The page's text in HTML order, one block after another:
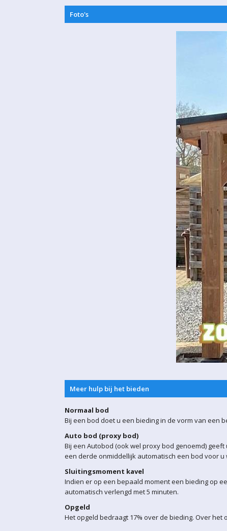
Foto's
Meer hulp bij het bieden
Normaal bod
Bij een bod doet u een bieding in de vorm van een
Auto bod (proxy bod)
Bij een Autobod (ook wel proxy bod genoemd)
een derde onmiddellijk automatisch een bod voor
Sluitingsmoment kavel
Indien er op een bepaald moment een bieding op
automatisch verlengd met 5 minuten.
Opgeld
Het opgeld bedraagt 17% over de bieding. Over het